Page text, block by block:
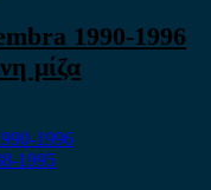
1990-1996
μίζα
1996
1995